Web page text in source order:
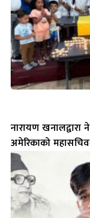
नारायण खनालद्वारा
अमेरिकाको